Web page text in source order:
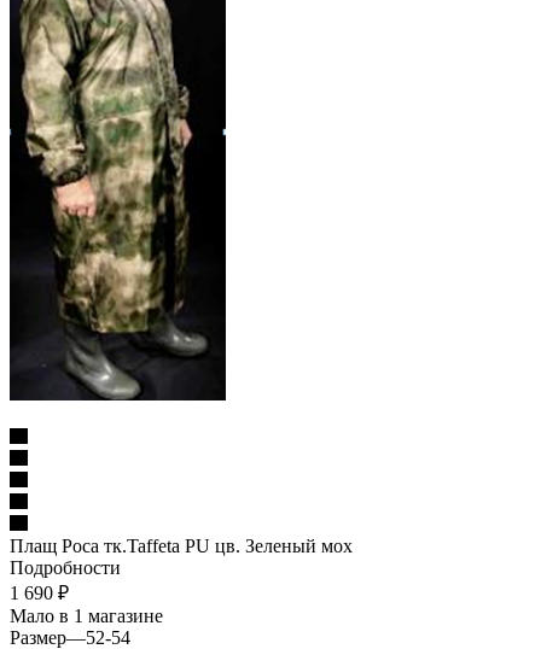
Плащ Роса тк.Taffeta PU цв. Зеленый мох
Подробности
1 690 ₽
Мало в 1 магазине
Размер—52-54